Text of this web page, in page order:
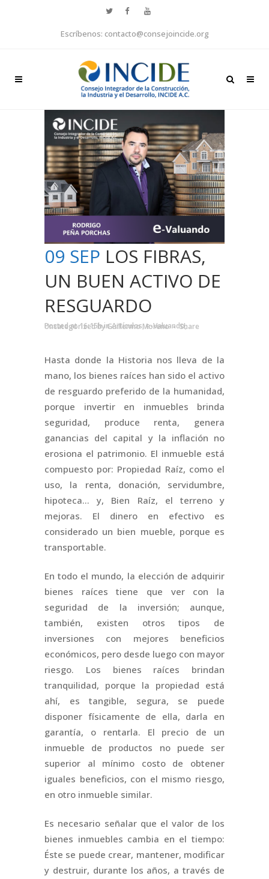
Escríbenos: contacto@consejoincide.org
09 SEP LOS FIBRAS,
UN BUEN ACTIVO DE
RESGUARDO
Posted at 16:15hinArtículos,e-Valuando,
Uncategorized byGuillermo Moreno Share
Hasta donde la Historia nos lleva de la
mano, los bienes raíces han sido el activo
de resguardo preferido de la humanidad,
porque invertir en inmuebles brinda
seguridad, produce renta, genera
ganancias del capital y la inflación no
erosiona el patrimonio. El inmueble está
compuesto por: Propiedad Raíz, como el
uso, la renta, donación, servidumbre,
hipoteca… y, Bien Raíz, el terreno y
mejoras. El dinero en efectivo es
considerado un bien mueble, porque es
transportable.
En todo el mundo, la elección de adquirir
bienes raíces tiene que ver con la
seguridad de la inversión; aunque,
también, existen otros tipos de
inversiones con mejores beneficios
económicos, pero desde luego con mayor
riesgo. Los bienes raíces brindan
tranquilidad, porque la propiedad está
ahí, es tangible, segura, se puede
disponer físicamente de ella, darla en
garantía, o rentarla. El precio de un
inmueble de productos no puede ser
superior al mínimo costo de obtener
iguales beneficios, con el mismo riesgo,
en otro inmueble similar.
Es necesario señalar que el valor de los
bienes inmuebles cambia en el tiempo:
Éste se puede crear, mantener, modificar
y destruir, durante los años, a través de